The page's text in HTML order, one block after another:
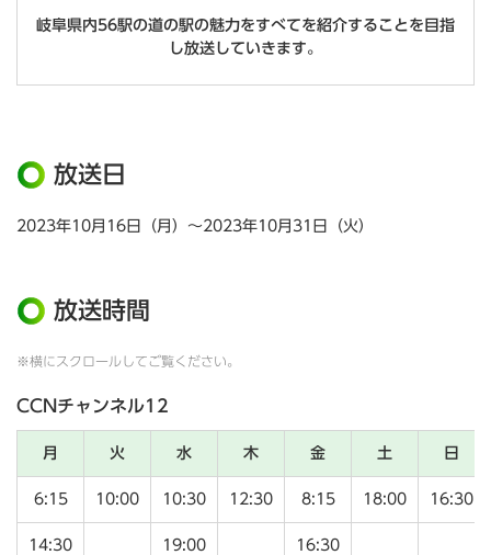
岐阜県内56駅の道の駅の魅力をすべてを紹介することを目指
し放送していきます。
放送日
2023年10月16日（月）～2023年10月31日（火）
放送時間
※横にスクロールしてご覧ください。
CCNチャンネル12
月 火 水 木 金 土 日
6:15 10:00 10:30 12:30 8:15 18:00 16:30
14:30 19:00 16:30